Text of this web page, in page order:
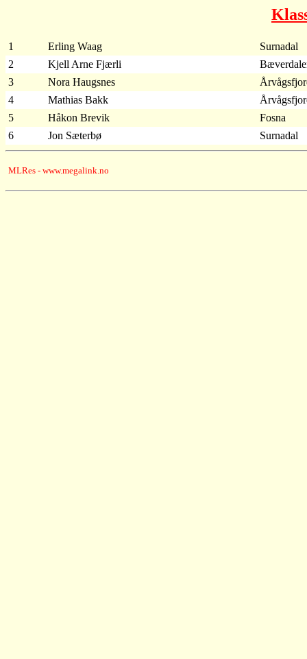
1 Erling Waag
Surnadal
2
Kjell Arne Fjærli
3
Nora Haugsnes
4
Mathias Bakk
5
Håkon Brevik
Fosna
6
Jon Sæterbø Surnadal
MLRes - www.megalink.no